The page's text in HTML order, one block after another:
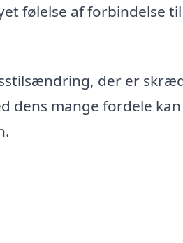
følelse af forbindelse
der er
dens mange fordele